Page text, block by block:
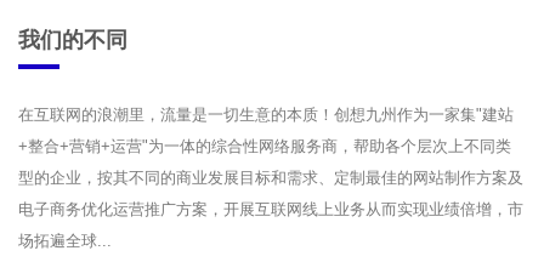
我们的不同
在互联网的浪潮里，流量是一切生意的本质！创想九州作为一家集"建站
+整合+营销+运营"为一体的综合性网络服务商，帮助各个层次上不同类
型的企业，按其不同的商业发展目标和需求、定制最佳的网站制作方案及
电子商务优化运营推广方案，开展互联网线上业务从而实现业绩倍增，市
场拓遍全球...